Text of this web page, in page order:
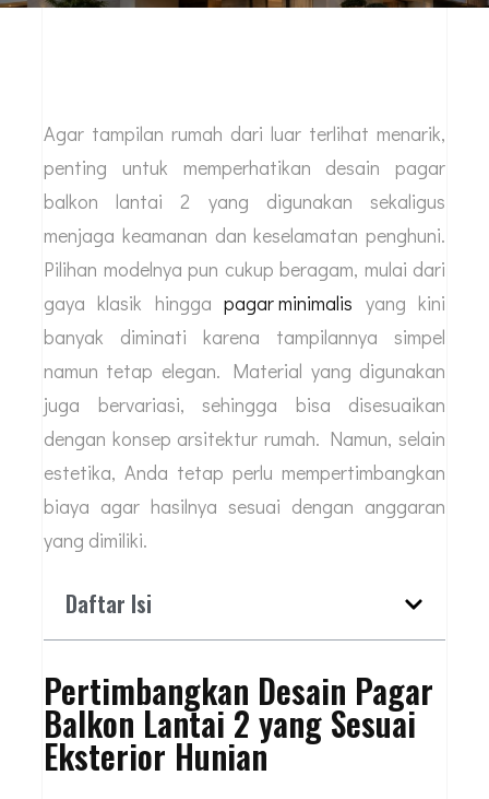
Agar tampilan rumah dari luar terlihat menarik,
penting untuk memperhatikan desain pagar
balkon lantai 2 yang digunakan sekaligus
menjaga keamanan dan keselamatan penghuni.
Pilihan modelnya pun cukup beragam, mulai dari
gaya klasik hinggapagar minimalis yang kini
banyak diminati karena tampilannya simpel
namun tetap elegan. Material yang digunakan
juga bervariasi, sehingga bisa disesuaikan
dengan konsep arsitektur rumah. Namun, selain
estetika, Anda tetap perlu mempertimbangkan
biaya agar hasilnya sesuai dengan anggaran
yang dimiliki.
Daftar Isi
Pertimbangkan Desain Pagar
Balkon Lantai 2 yang Sesuai
Eksterior Hunian